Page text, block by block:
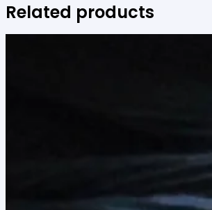
Related products